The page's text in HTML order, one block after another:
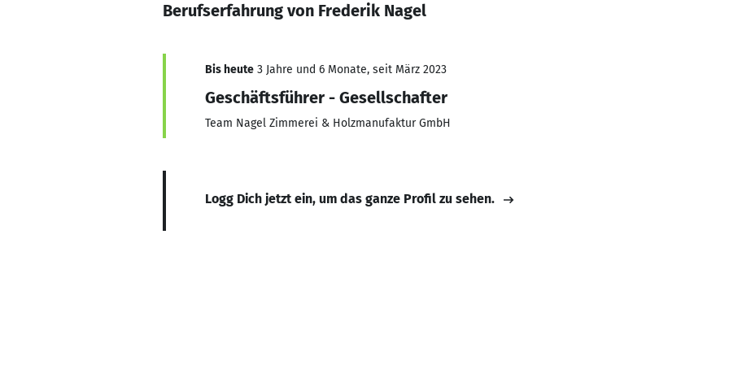
Berufserfahrung von Frederik Nagel
Bis heute 3 Jahre und 6 Monate, seit März 2023
Geschäftsführer - Gesellschafter
Team Nagel Zimmerei & Holzmanufaktur GmbH
Logg Dich jetzt ein, um das ganze Profil zu sehen.